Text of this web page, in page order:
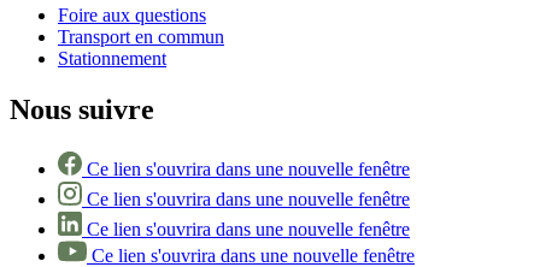
Foire aux questions
Transport en commun
Stationnement
Nous suivre
Ce lien s'ouvrira dans une nouvelle fenêtre
Ce lien s'ouvrira dans une nouvelle fenêtre
Ce lien s'ouvrira dans une nouvelle fenêtre
Ce lien s'ouvrira dans une nouvelle fenêtre